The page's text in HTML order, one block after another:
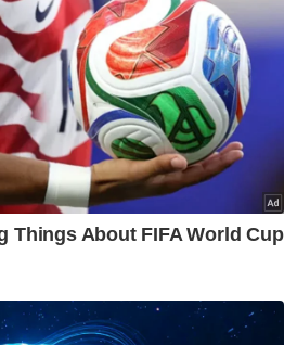
memberi keutamaan
dan ahli Berjasa sendiri
kelayakan serta rekod
terdapat individu
yang berminat untuk
platform Berjasa,
memilih calon
ahlinya sendiri.